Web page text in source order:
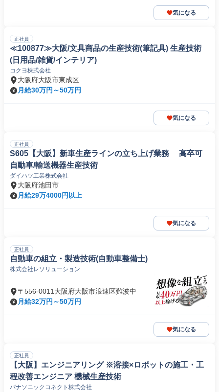
気になる
正社員
≪100877≫大阪/文具商品の生産技術(筆記具) 生産技術
(日用品/雑貨/インテリア)
コクヨ株式会社
大阪府大阪市東成区
月給30万円～50万円
気になる
正社員
S605【大阪】新車生産ラインの立ち上げ業務 高卒可
自動車/輸送機器生産技術
ダイハツ工業株式会社
大阪府池田市
月給29万4000円以上
気になる
正社員
自動車の組立・製造技術(自動車整備士)
株式会社レソリューション
〒556-0011大阪府大阪市浪速区難波中
月給32万円～50万円
気になる
正社員
【大阪】エンジニアリング ※溶接×ロボットの施工・工
程改善エンジニア 機械生産技術
パナソニックコネクト株式会社